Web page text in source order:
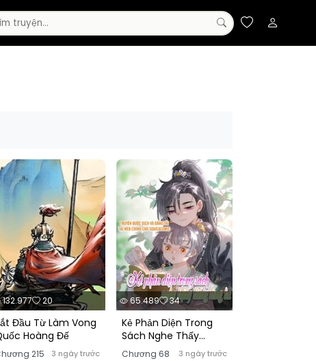
Sci-Fi
Ecchi
Mystery
Magic
Gender Bender
Adult
Yaoi
Anime
Military
132.977 20
Đầu Từ Làm Vong
Hoàng Đế
215 3 ngày trước
65.489 34
Kẻ Phản Diện Trong
Sách Nghe Thấy
Tiếng Lòng Của Ta
Chương 68 3 ngày trước